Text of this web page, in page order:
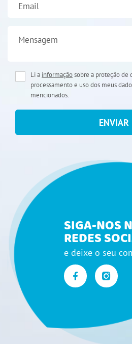
Email
Mensagem
Li a informaçãosobre a proteção de
processamento e uso dos meus
mencionados.
ENVIAR
SIGA-NOS
REDES
e deixe o seu